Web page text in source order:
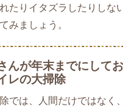
たりイタズラしたりしな
みましょう。
んが年末までにして
レの大掃除
では、人間だけではなく